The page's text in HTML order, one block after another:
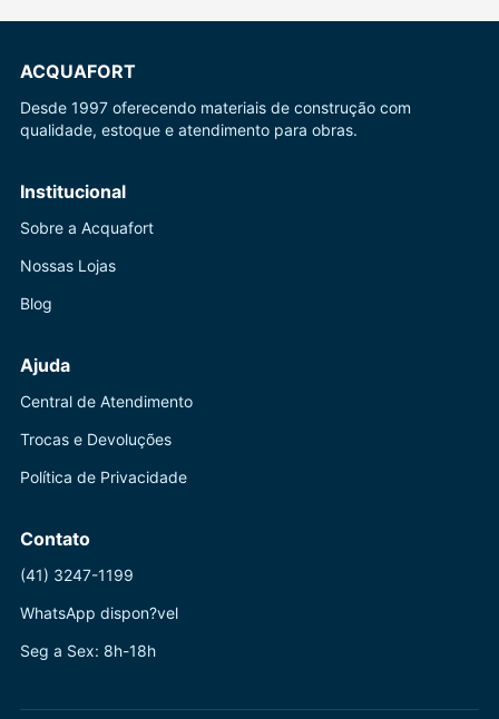
ACQUAFORT
Desde 1997 oferecendo materiais de construção com
qualidade, estoque e atendimento para obras.
Institucional
Sobre a Acquafort
Nossas Lojas
Blog
Ajuda
Central de Atendimento
Trocas e Devoluções
Política de Privacidade
Contato
(41) 3247-1199
WhatsApp dispon?vel
Seg a Sex: 8h-18h